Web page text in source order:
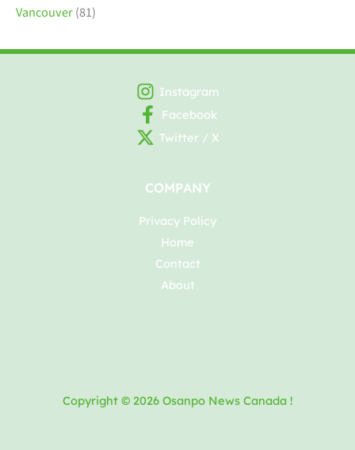
Vancouver(81)
Instagram
Facebook
Twitter / X
COMPANY
Privacy Policy
Home
Contact
About
Copyright © 2026 Osanpo News Canada !